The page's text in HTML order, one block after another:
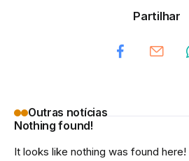
Partilhar
Outras notícias
Nothing found!
It looks like nothing was found here!